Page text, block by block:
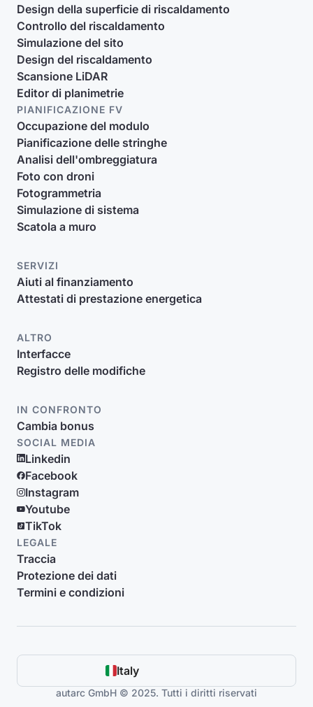
Design della superficie di riscaldamento
Controllo del riscaldamento
Simulazione del sito
Design del riscaldamento
Scansione LiDAR
Editor di planimetrie
PIANIFICAZIONE FV
Occupazione del modulo
Pianificazione delle stringhe
Analisi dell'ombreggiatura
Foto con droni
Fotogrammetria
Simulazione di sistema
Scatola a muro
SERVIZI
Aiuti al finanziamento
Attestati di prestazione energetica
ALTRO
Interfacce
Registro delle modifiche
IN CONFRONTO
Cambia bonus
SOCIAL MEDIA
Linkedin
Facebook
Instagram
Youtube
TikTok
LEGALE
Traccia
Protezione dei dati
Termini e condizioni
Italy
autarc GmbH © 2025. Tutti i diritti riservati